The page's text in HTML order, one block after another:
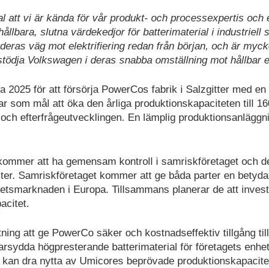
att vi är kända för vår produkt- och processexpertis och
slutna värdekedjor för batterimaterial i industriell
väg mot elektrifiering redan från början, och är
Volkswagen i deras snabba omställning mot hållbar
2025 för att försörja PowerCos fabrik i Salzgitter med en
som mål att öka den årliga produktionskapaciteten till
efterfrågeutvecklingen. En lämplig
att ha gemensam kontroll i samriskföretaget och
Samriskföretaget kommer att ge båda parter en
i Europa. Tillsammans planerar de att
att ge PowerCo säker och kostnadseffektiv tillgång
högpresterande batterimaterial för företagets
dra nytta av Umicores beprövade